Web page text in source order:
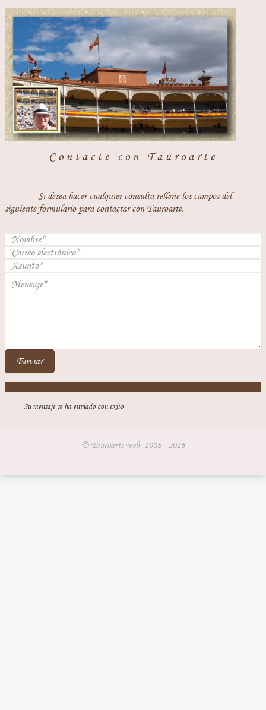
Contacte con Tauroarte
Si desea hacer cualquier consulta rellene los campos del
siguiente formulario para contactar con Tauroarte.
Enviar
Su mensaje se ha enviado con exito
© Tauroarte web, 2008 - 2026